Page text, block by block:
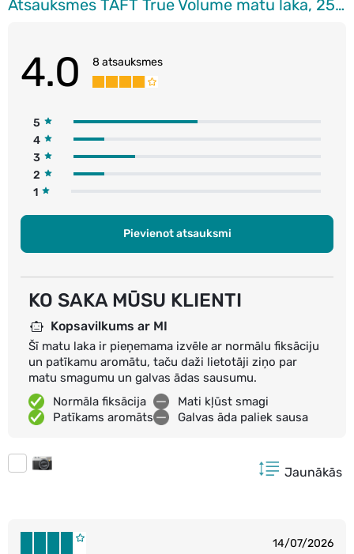
Atsauksmes TAFT True Volume matu laka, 250ml
4.0 8 atsauksmes
5
4
3
2
1
Pievienot atsauksmi
KO SAKA MŪSU KLIENTI
Kopsavilkums ar MI
Šī matu laka ir pieņemama izvēle ar normālu fiksāciju
un patīkamu aromātu, taču daži lietotāji ziņo par
matu smagumu un galvas ādas sausumu.
Normāla fiksācija
Patīkams aromāts
Mati kļūst smagi
Galvas āda paliek sausa
Jaunākās
14/07/2026